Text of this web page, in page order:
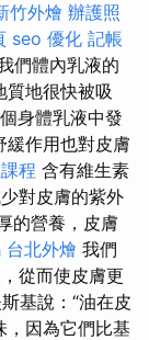
竹外燴 辦護照
seo 優化 記帳
們體內乳液的
質地很快被吸
身體乳液中發
緩作用也對皮膚
程 含有維生素
對皮膚的紫外
的營養，皮膚
台北外燴 我們
從而使皮膚更
基說：“油在皮
，因為它們比基